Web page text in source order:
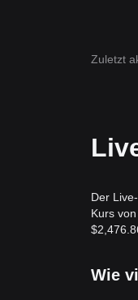
Zuletzt
Der
Kurs
Wie